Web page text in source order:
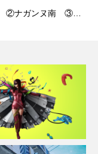
②ナガンヌ南 ③中